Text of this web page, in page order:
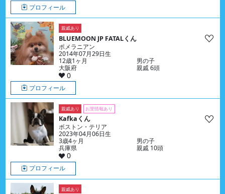
プロフィール
親戚あり
BLUEMOON JP FATALくん
ポメラニアン
2014年07月29日生
12歳1ヶ月
男の子
大阪府
親戚 6頭
0
プロフィール
親戚あり お里情報あり
Kafkaくん
ボストン・テリア
2023年04月06日生
3歳4ヶ月
男の子
兵庫県
親戚 10頭
0
プロフィール
親戚あり